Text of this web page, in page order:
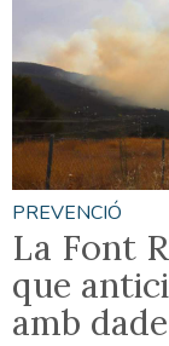
PREVENCIÓ
La Font
que
amb